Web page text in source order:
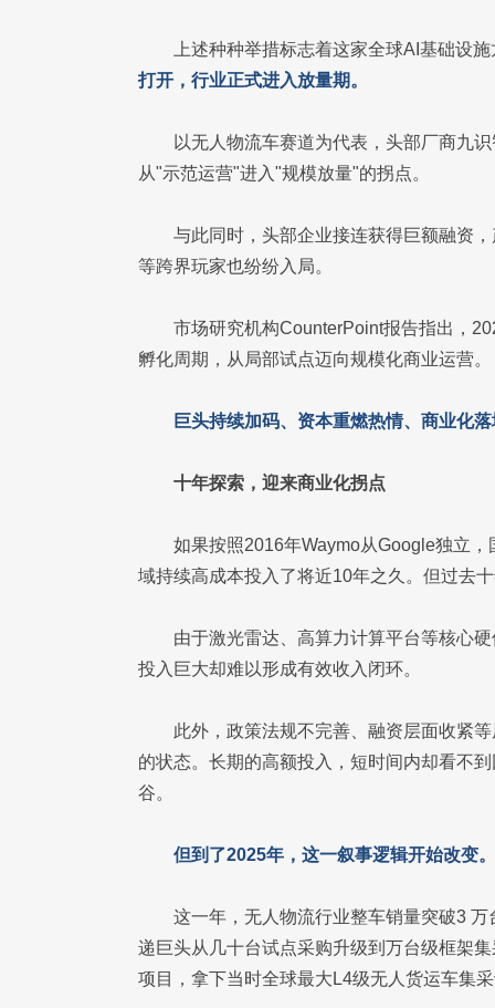
上述种种举措标志着这家全球AI基础
打开，行业正式进入放量期。
以无人物流车赛道为代表，头部厂商九
从"示范运营"进入"规模放量"的拐点。
与此同时，头部企业接连获得巨额融资
等跨界玩家也纷纷入局。
市场研究机构CounterPoint报告指出，
孵化周期，从局部试点迈向规模化商业运营。
巨头持续加码、资本重燃热情、商业化
十年探索，迎来商业化拐点
如果按照2016年Waymo从Google独立
域持续高成本投入了将近10年之久。但过去
由于激光雷达、高算力计算平台等核心
投入巨大却难以形成有效收入闭环。
此外，政策法规不完善、融资层面收紧
的状态。长期的高额投入，短时间内却看不
谷。
但到了2025年，这一叙事逻辑开始改变。
这一年，无人物流行业整车销量突破3
递巨头从几十台试点采购升级到万台级框架
项目，拿下当时全球最大L4级无人货运车集